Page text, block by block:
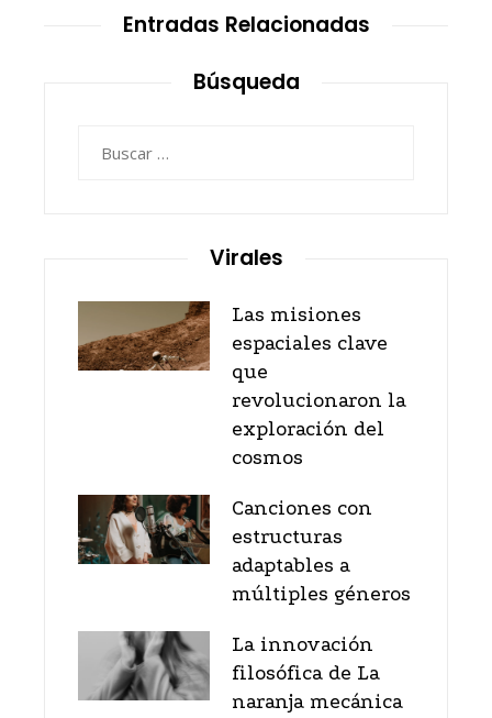
Entradas Relacionadas
Búsqueda
Virales
Las misiones
espaciales clave
que
revolucionaron la
exploración del
cosmos
Canciones con
estructuras
adaptables a
múltiples géneros
La innovación
filosófica de La
naranja mecánica